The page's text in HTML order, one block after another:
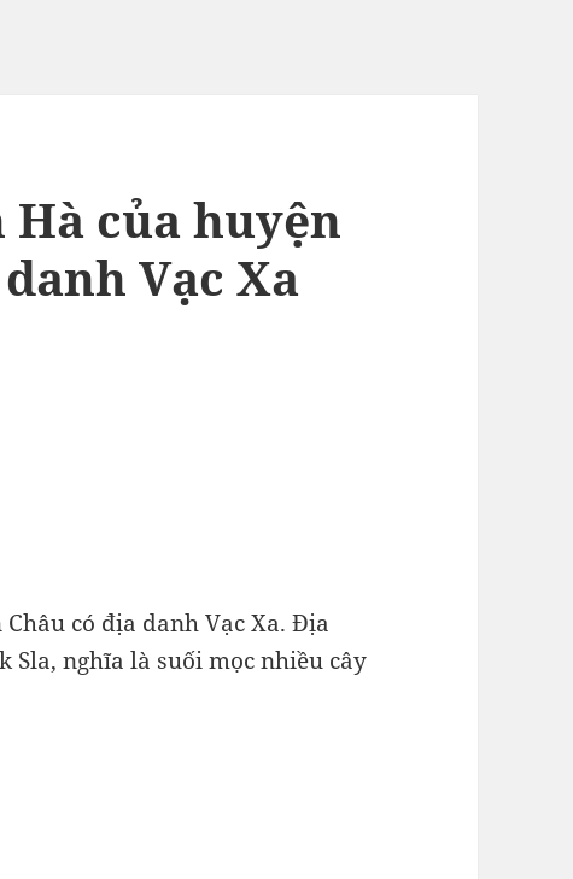
của huyện
Vạc Xa
có địa danh Vạc Xa. Địa
Sla, nghĩa là suối mọc nhiều cây